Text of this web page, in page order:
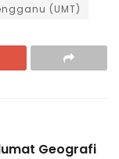
(UMT)
Geografi